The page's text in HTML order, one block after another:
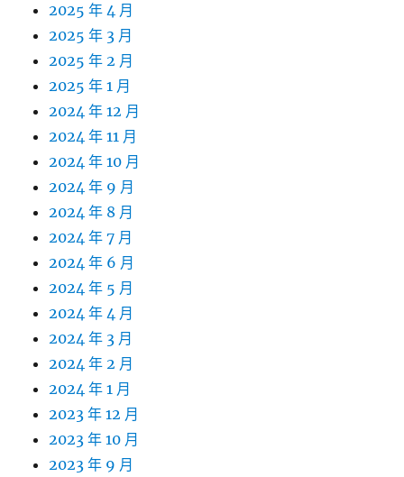
2025 年 4 月
2025 年 3 月
2025 年 2 月
2025 年 1 月
2024 年 12 月
2024 年 11 月
2024 年 10 月
2024 年 9 月
2024 年 8 月
2024 年 7 月
2024 年 6 月
2024 年 5 月
2024 年 4 月
2024 年 3 月
2024 年 2 月
2024 年 1 月
2023 年 12 月
2023 年 10 月
2023 年 9 月